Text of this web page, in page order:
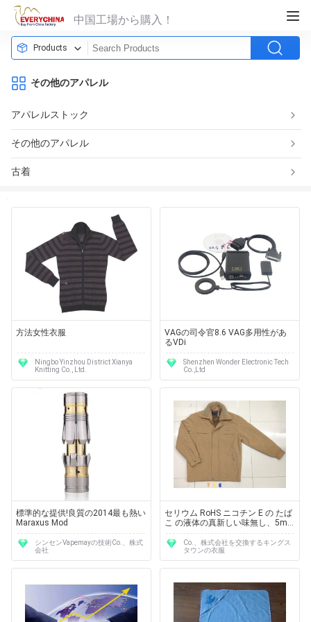
中国工場から購入！
Products
その他のアパレル
アパレルストック
その他のアパレル
古着
方法女性衣服
Ningbo Yinzhou District Xianya
Knitting Co., Ltd.
VAGの司令官8.6 VAG多用性があ
るVDi
Shenzhen Wonder Electronic Tech
Co.,Ltd
標準的な提供!良質の2014最も熱い
Maraxus Mod
シンセンVapemayの技術Co.、株式
会社
セリウム RoHS ニコチン E の たば
こ の液体の真新しい味無し、5ml -
50ml びん
Co.、株式会社を交換するキングス
タウンの衣服